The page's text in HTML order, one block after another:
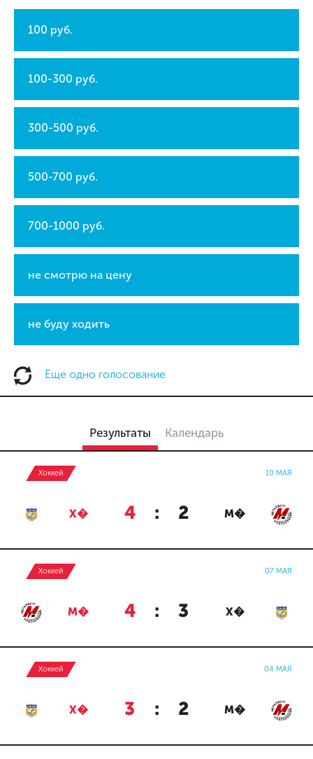
100 руб.
100-300 руб.
300-500 руб.
500-700 руб.
700-1000 руб.
не смотрю на цену
не буду ходить
Еще одно голосование
Результаты Календарь
Хоккей 10 МАЯ
Х� 4 : 2 М�
Хоккей 07 МАЯ
М� 4 : 3 Х�
Хоккей 04 МАЯ
Х� 3 : 2 М�